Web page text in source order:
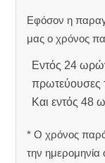
Εφόσον η
μας ο χρόνος
Εντός 24
πρωτεύουσες
Και εντός 48
* Ο χρόνος
την